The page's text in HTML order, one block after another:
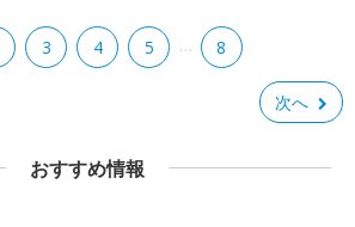
3 4 5 … 8
次へ
おすすめ情報